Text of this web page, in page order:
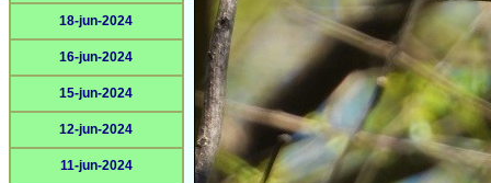
18-jun-2024
16-jun-2024
15-jun-2024
12-jun-2024
11-jun-2024